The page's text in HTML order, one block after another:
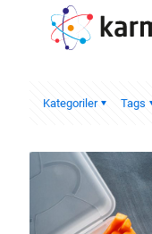
Kategoriler Tags